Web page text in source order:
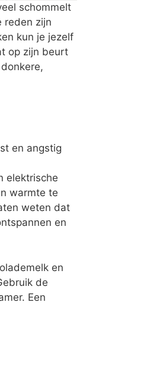
schommelt
reden zijn
kun je jezelf
op zijn beurt
en angstig
elektrische
warmte te
weten dat
en
en
de
Een